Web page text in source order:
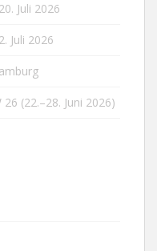
Juli 2026
Juli 2026
(22.–28. Juni 2026)